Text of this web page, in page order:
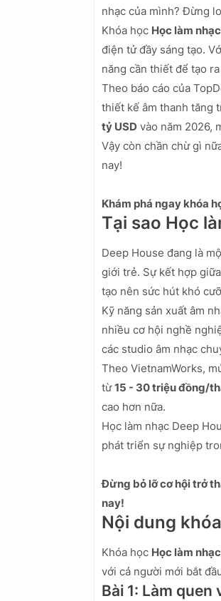
nhạc của mình? Đừng
Khóa học Học làm
điện tử đầy sáng tạo.
năng cần thiết để tạo
Theo báo cáo của
thiết kế âm thanh tăng
tỷ USD vào năm 2026,
Vậy còn chần chừ gì
nay!
Khám phá ngay khóa
Tại sao Học
Deep House đang là
giới trẻ. Sự kết hợp
tạo nên sức hút khó
Kỹ năng sản xuất âm
nhiều cơ hội nghề
các studio âm nhạc
Theo VietnamWorks,
từ15 - 30 triệu đồng/
cao hơn nữa.
Học làm nhạc Deep
phát triển sự nghiệp
Đừng bỏ lỡ cơ hội trở
nay!
Nội dung
Khóa học Học làm
với cả người mới bắt
Bài 1: Làm